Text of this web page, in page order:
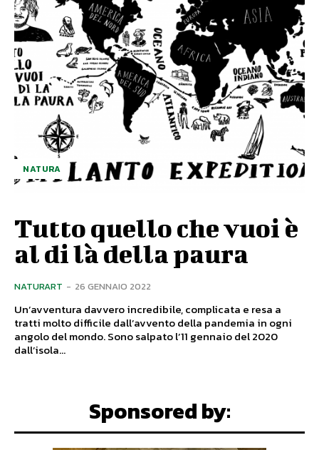
NATURA
Tutto quello che vuoi è
al di là della paura
NATURART - 26 GENNAIO 2022
Un’avventura davvero incredibile, complicata e resa a
tratti molto difficile dall’avvento della pandemia in ogni
angolo del mondo. Sono salpato l’11 gennaio del 2020
dall’isola...
Sponsored by: